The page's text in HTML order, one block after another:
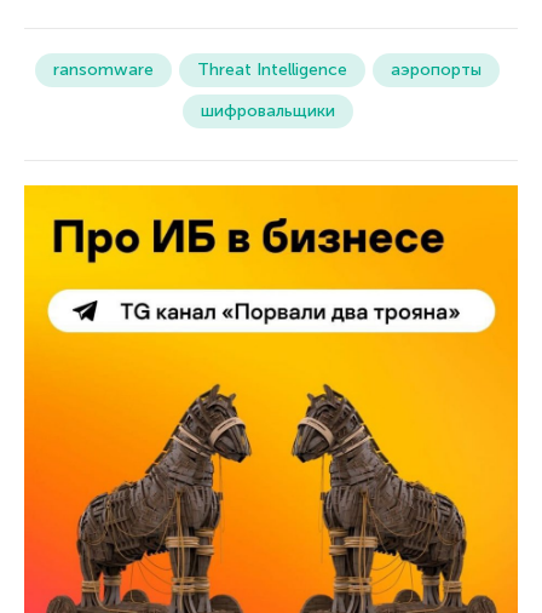
ransomware Threat Intelligence
аэропорты
шифровальщики